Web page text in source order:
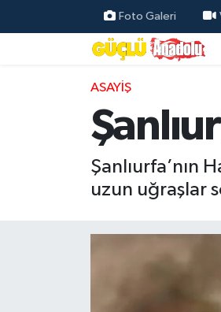
Foto Galeri
ASAYIŞ
Şanlıurfa’nın
uzun uğraşlar
Özel Haber
Resmi İlanlar
Ekonomi